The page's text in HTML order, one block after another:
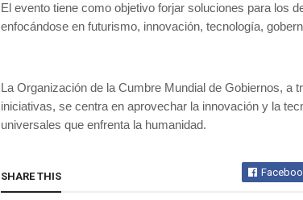
El evento tiene como objetivo forjar soluciones para los
enfocándose en futurismo, innovación, tecnología,
La Organización de la Cumbre Mundial de Gobiernos, a
iniciativas, se centra en aprovechar la innovación y la
universales que enfrenta la humanidad.
SHARE THIS